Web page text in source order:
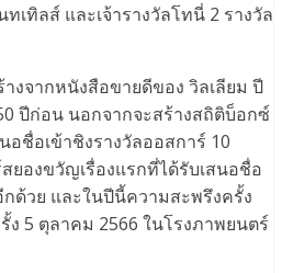
เทิลส์ และเจ้ารางวัลโทนี่ 2 รางวัล
งจากหนังสือขายดีของ วิลเลียม ปี
ปีก่อน นอกจากจะสร้างสถิติบ็อกซ์
อชื่อเข้าชิงรางวัลออสการ์ 10
ยองขวัญเรื่องแรกที่ได้รับเสนอชื่อ
ด้วย และในปีนี้ความสะพรึงครั้ง
5 ตุลาคม 2566 ในโรงภาพยนตร์